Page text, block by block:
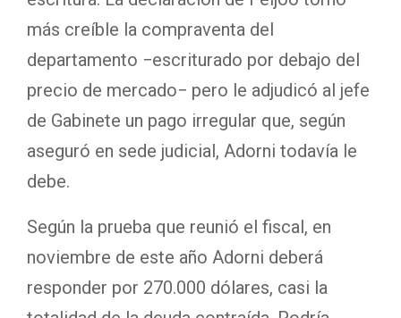
más creíble la compraventa del
departamento −escriturado por debajo del
precio de mercado− pero le adjudicó al jefe
de Gabinete un pago irregular que, según
aseguró en sede judicial, Adorni todavía le
debe.
Según la prueba que reunió el fiscal, en
noviembre de este año Adorni deberá
responder por 270.000 dólares, casi la